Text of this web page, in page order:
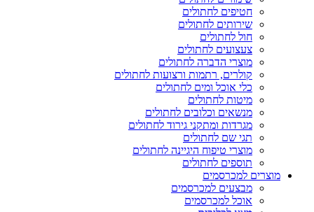
חטיפים לחתולים
שירותים לחתולים
חול לחתולים
צעצועים לחתולים
מוצרי הדברה לחתולים
קולרים, רתמות ורצועות לחתולים
כלי אוכל ומים לחתולים
מיטות לחתולים
מנשאים וכלובים לחתולים
מגרדות ומתקני גירוד לחתולים
תגי שם לחתולים
מוצרי טיפוח היגיינה לחתולים
תוספים לחתולים
מוצרים למכרסמים
מבצעים למכרסמים
אוכל למכרסמים